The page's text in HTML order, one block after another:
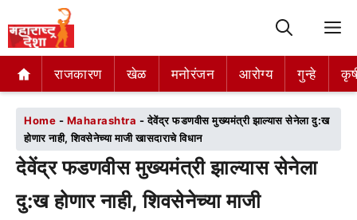
राजकारण खेळ मनोरंजन आरोग्य गुन्हे
राजकारण खेळ मनोरंजन आरोग्य गुन्हे
Home - Maharashtra -देवेंद्र फडणवीस मुख्यमंत्री झाल्यास सेनेला दु:ख
होणार नाही, शिवसेनेच्या माजी खासदाराचे विधान
देवेंद्र फडणवीस मुख्यमंत्री झाल्यास सेनेला
दु:ख होणार नाही, शिवसेनेच्या माजी